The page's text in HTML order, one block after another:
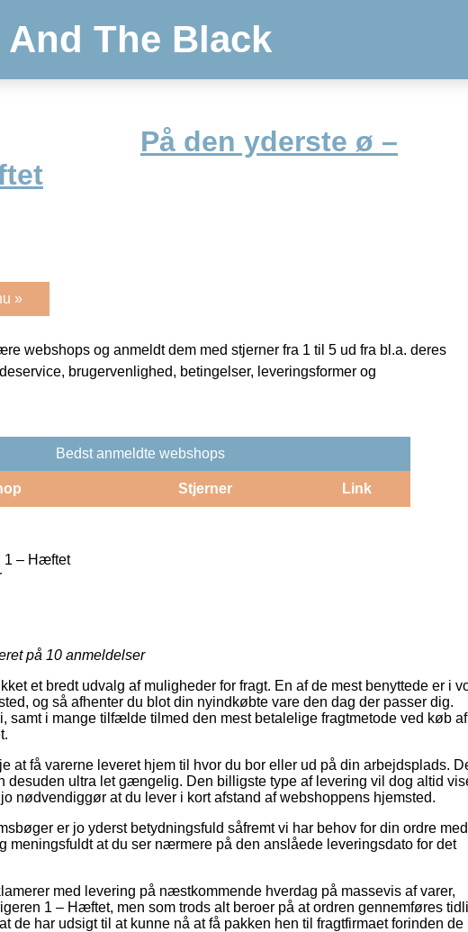
And The Black
På den yderste ø –
»
webshops og anmeldt dem med stjerner fra 1 til 5 ud fra bl.a. deres
brugervenlighed, betingelser, leveringsformer og
Bedst anmeldte webshops
Stjerner Link
1 – Hæftet
på 10 anmeldelser
et bredt udvalg af muligheder for fragt. En af de mest benyttede er i
og så afhenter du blot din nyindkøbte vare den dag der passer dig.
samt i mange tilfælde tilmed den mest betalelige fragtmetode ved køb
at få varerne leveret hjem til hvor du bor eller ud på din arbejdsplads.
desuden ultra let gængelig. Den billigste type af levering vil dog altid
nødvendiggør at du lever i kort afstand af webshoppens hjemsted.
er jo yderst betydningsfuld såfremt vi har behov for din ordre
meningsfuldt at du ser nærmere på den anslåede leveringsdato for det
med levering på næstkommende hverdag på massevis af varer,
1 – Hæftet, men som trods alt beroer på at ordren gennemføres
de har udsigt til at kunne nå at få pakken hen til fragtfirmaet forinden de